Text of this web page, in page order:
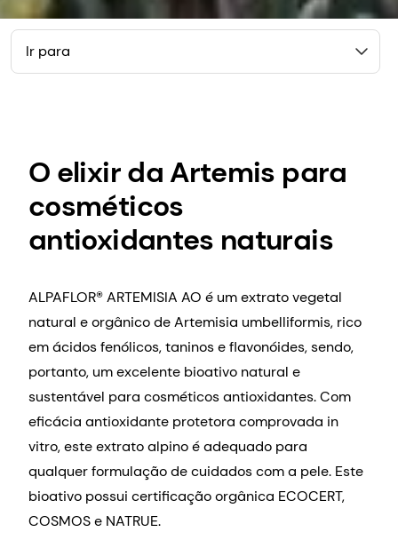
Ir para
O elixir da Artemis para
cosméticos
antioxidantes naturais
ALPAFLOR® ARTEMISIA AO é um extrato vegetal
natural e orgânico de Artemisia umbelliformis, rico
em ácidos fenólicos, taninos e flavonóides, sendo,
portanto, um excelente bioativo natural e
sustentável para cosméticos antioxidantes. Com
eficácia antioxidante protetora comprovada in
vitro, este extrato alpino é adequado para
qualquer formulação de cuidados com a pele. Este
bioativo possui certificação orgânica ECOCERT,
COSMOS e NATRUE.